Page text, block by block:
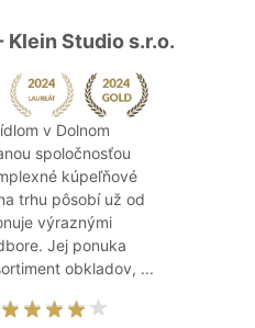
Klein Studio s.r.o.
v Dolnom
spoločnosťou
kúpeľňové
trhu pôsobí už od
výraznými
Jej ponuka
obkladov, ...